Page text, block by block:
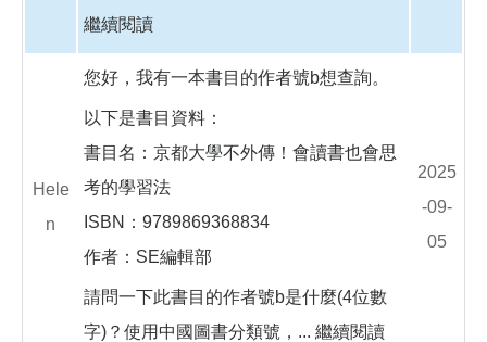
繼續閱讀
Hele
n
您好，我有一本書目的作者號b想查詢。
以下是書目資料：
書目名：京都大學不外傳！會讀書也會思
考的學習法
ISBN：9789869368834
作者：SE編輯部
請問一下此書目的作者號b是什麼(4位數
字)？使用中國圖書分類號，... 繼續閱讀
2025
-09-
05